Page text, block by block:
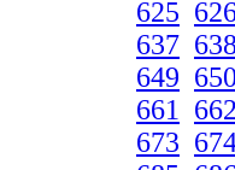
625
637
649
661
673